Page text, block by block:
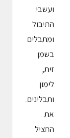
ועשבי
התיבול
ומתבלים
בשמן
זית,
לימון
ותבלינים.
את
החציל